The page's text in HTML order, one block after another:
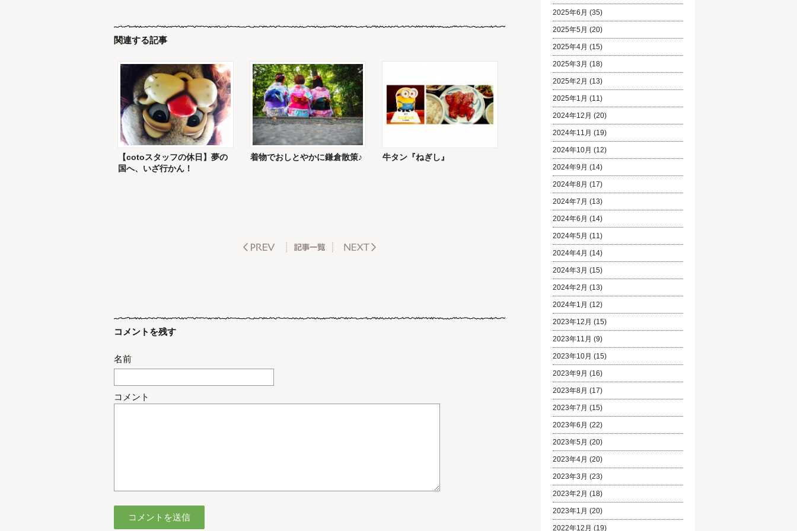
関連する記事
【cotoスタッフの休日】夢の
国へ、いざ行かん！
着物でおしとやかに鎌倉散策♪ 牛タン『ねぎし』
コメントを残す
名前
コメント
2025年6月 (35)
2025年5月 (20)
2025年4月 (15)
2025年3月 (18)
2025年2月 (13)
2025年1月 (11)
2024年12月 (20)
2024年11月 (19)
2024年10月 (12)
2024年9月 (14)
2024年8月 (17)
2024年7月 (13)
2024年6月 (14)
2024年5月 (11)
2024年4月 (14)
2024年3月 (15)
2024年2月 (13)
2024年1月 (12)
2023年12月 (15)
2023年11月 (9)
2023年10月 (15)
2023年9月 (16)
2023年8月 (17)
2023年7月 (15)
2023年6月 (22)
2023年5月 (20)
2023年4月 (20)
2023年3月 (23)
2023年2月 (18)
2023年1月 (20)
2022年12月 (19)